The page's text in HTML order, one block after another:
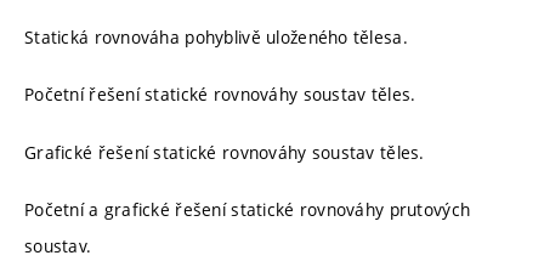
Statická rovnováha pohyblivě uloženého tělesa.
Početní řešení statické rovnováhy soustav těles.
Grafické řešení statické rovnováhy soustav těles.
Početní a grafické řešení statické rovnováhy prutových
soustav.